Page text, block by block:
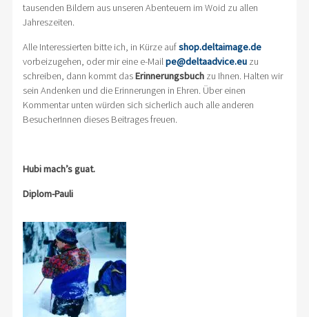
tausenden Bildern aus unseren Abenteuern im Woid zu allen
Jahreszeiten.
Alle Interessierten bitte ich, in Kürze aufshop.deltaimage.de
vorbeizugehen, oder mir eine e-Mailpe@deltaadvice.euzu
schreiben, dann kommt dasErinnerungsbuchzu Ihnen. Halten wir
sein Andenken und die Erinnerungen in Ehren. Über einen
Kommentar unten würden sich sicherlich auch alle anderen
BesucherInnen dieses Beitrages freuen.
Hubi mach’s guat.
Diplom-Pauli